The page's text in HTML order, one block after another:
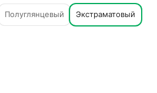
Полуглянцевый Экстраматовый